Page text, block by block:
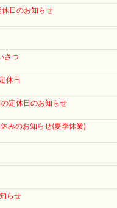
日のお知らせ
さつ
休日
定休日のお知らせ
みのお知らせ(夏季休業)
らせ